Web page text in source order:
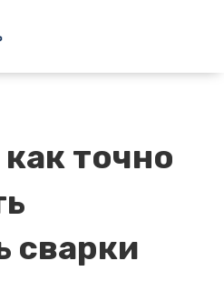
точно
сварки